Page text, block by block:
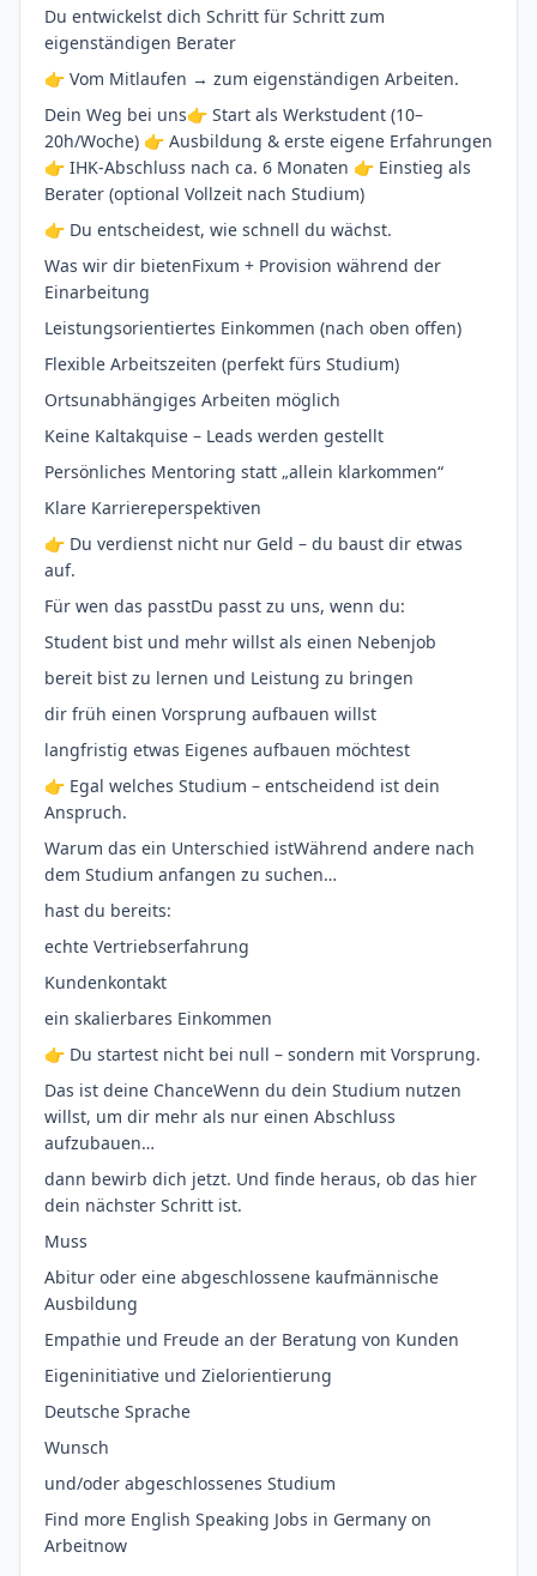
Du entwickelst dich Schritt für Schritt zum
eigenständigen Berater
👉 Vom Mitlaufen → zum eigenständigen Arbeiten.
Dein Weg bei uns👉 Start als Werkstudent (10–
20h/Woche) 👉 Ausbildung & erste eigene Erfahrungen
👉 IHK-Abschluss nach ca. 6 Monaten 👉 Einstieg als
Berater (optional Vollzeit nach Studium)
👉 Du entscheidest, wie schnell du wächst.
Was wir dir bietenFixum + Provision während der
Einarbeitung
Leistungsorientiertes Einkommen (nach oben offen)
Flexible Arbeitszeiten (perfekt fürs Studium)
Ortsunabhängiges Arbeiten möglich
Keine Kaltakquise – Leads werden gestellt
Persönliches Mentoring statt „allein klarkommen“
Klare Karriereperspektiven
👉 Du verdienst nicht nur Geld – du baust dir etwas
auf.
Für wen das passtDu passt zu uns, wenn du:
Student bist und mehr willst als einen Nebenjob
bereit bist zu lernen und Leistung zu bringen
dir früh einen Vorsprung aufbauen willst
langfristig etwas Eigenes aufbauen möchtest
👉 Egal welches Studium – entscheidend ist dein
Anspruch.
Warum das ein Unterschied istWährend andere nach
dem Studium anfangen zu suchen…
hast du bereits:
echte Vertriebserfahrung
Kundenkontakt
ein skalierbares Einkommen
👉 Du startest nicht bei null – sondern mit Vorsprung.
Das ist deine ChanceWenn du dein Studium nutzen
willst, um dir mehr als nur einen Abschluss
aufzubauen…
dann bewirb dich jetzt. Und finde heraus, ob das hier
dein nächster Schritt ist.
Muss
Abitur oder eine abgeschlossene kaufmännische
Ausbildung
Empathie und Freude an der Beratung von Kunden
Eigeninitiative und Zielorientierung
Deutsche Sprache
Wunsch
und/oder abgeschlossenes Studium
Find more English Speaking Jobs in Germany on
Arbeitnow